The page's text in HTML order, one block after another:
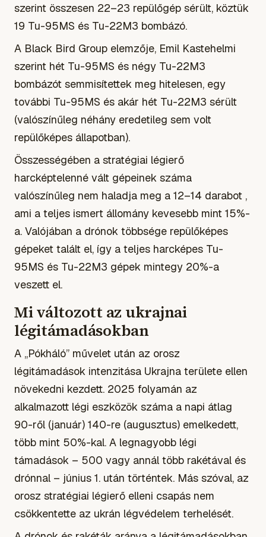
szerint összesen 22–23 repülőgép sérült, köztük
19 Tu-95MS és Tu-22M3 bombázó.
A Black Bird Group elemzője, Emil Kastehelmi
szerint hét Tu-95MS és négy Tu-22M3
bombázót semmisítettek meg hitelesen, egy
további Tu-95MS és akár hét Tu-22M3 sérült
(valószínűleg néhány eredetileg sem volt
repülőképes állapotban).
Összességében a stratégiai légierő
harcképtelenné vált gépeinek száma
valószínűleg nem haladja meg a 12–14 darabot ,
ami a teljes ismert állomány kevesebb mint 15%-
a. Valójában a drónok többsége repülőképes
gépeket talált el, így a teljes harcképes Tu-
95MS és Tu-22M3 gépek mintegy 20%-a
veszett el.
Mi változott az ukrajnai
légitámadásokban
A „Pókháló” művelet után az orosz
légitámadások intenzitása Ukrajna területe ellen
növekedni kezdett. 2025 folyamán az
alkalmazott légi eszközök száma a napi átlag
90-ről (január) 140-re (augusztus) emelkedett,
több mint 50%-kal. A legnagyobb légi
támadások – 500 vagy annál több rakétával és
drónnal – június 1. után történtek. Más szóval, az
orosz stratégiai légierő elleni csapás nem
csökkentette az ukrán légvédelem terhelését.